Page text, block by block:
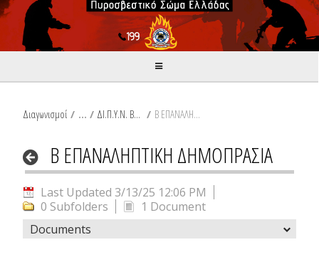
Διαγωνισμοί / ΔΙ.Π.Υ.Ν. ΒΟΙΩΤΙΑΣ / Β ΕΠΑΝΑΛΗΠΤΙΚΗ ΔΗΜΟΠΡΑΣΙΑ
Β ΕΠΑΝΑΛΗΠΤΙΚΗ ΔΗΜΟΠΡΑΣΙΑ
Last Updated 3/13/25 12:06 PM
0 Subfolders
1 Document
Documents